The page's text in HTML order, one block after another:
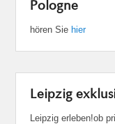
Pologne
hören Sie hier
Leipzig
Leipzig erleben!ob